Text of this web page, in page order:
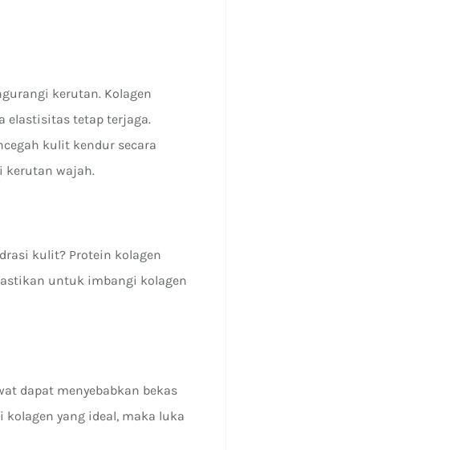
kerutan. Kolagen
elastisitas tetap terjaga.
kulit kendur secara
kerutan wajah.
kulit? Protein kolagen
untuk imbangi kolagen
dapat menyebabkan bekas
yang ideal, maka luka